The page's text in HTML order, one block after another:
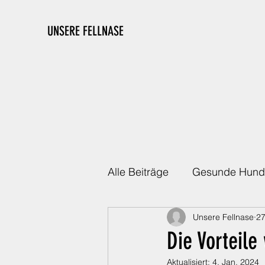
UNSERE FELLNASE
Alle Beiträge Gesunde
Die richtige Ausstattung
Die
Unsere Fellnase
Aktualisiert: 4. Jan. 2024